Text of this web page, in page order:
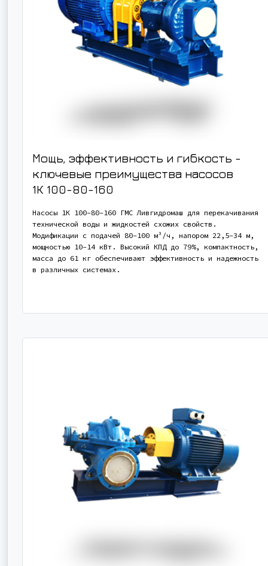
Мощь, эффективность и гибкость -
ключевые преимущества насосов
1К 100-80-160
Насосы 1К 100-80-160 ГМС Ливгидромаш для перекачивания
технической воды и жидкостей схожих свойств.
Модификации с подачей 80-100 м³/ч, напором 22,5-34 м,
мощностью 10-14 кВт. Высокий КПД до 79%, компактность,
масса до 61 кг обеспечивают эффективность и надежность
в различных системах.